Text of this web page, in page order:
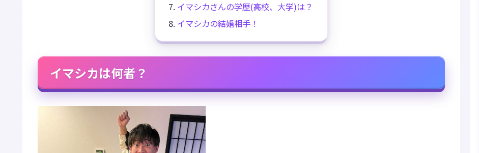
イマシカさんの学歴(高校、大学)は？
イマシカの結婚相手！
イマシカは何者？